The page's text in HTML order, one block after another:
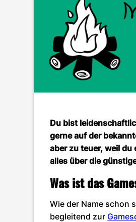
Du bist
gerne auf der
aber zu teuer, weil
alles über die
Was ist das
Wie der Name schon
begleitend zur